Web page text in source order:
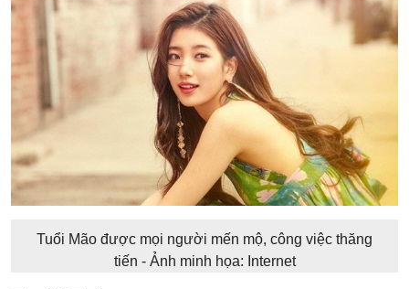
Tuổi Mão được mọi người mến mộ, công việc thăng
tiến - Ảnh minh họa: Internet